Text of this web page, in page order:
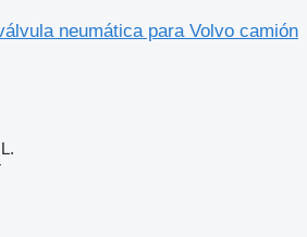
neumática para Volvo camión